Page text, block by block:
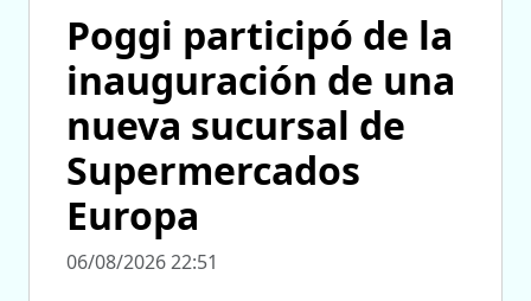
Poggi participó de la
inauguración de una
nueva sucursal de
Supermercados
Europa
06/08/2026 22:51